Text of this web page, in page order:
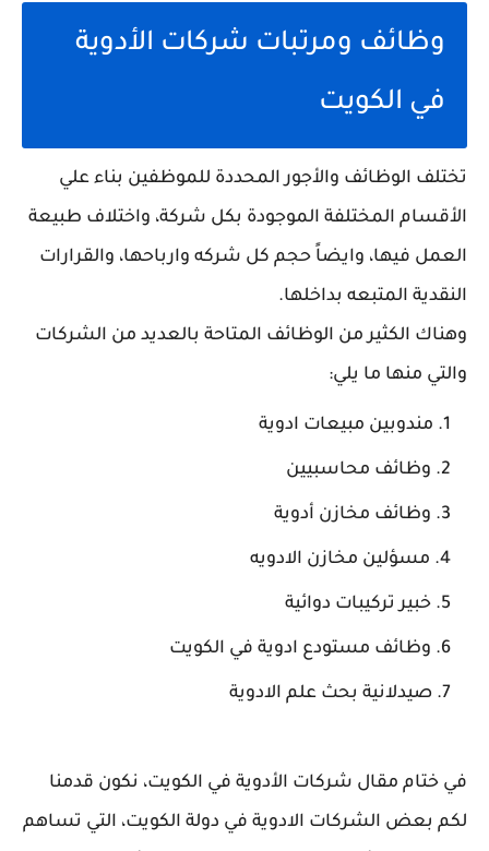
وظائف ومرتبات شركات الأدوية
في الكويت
تختلف الوظائف والأجور المحددة للموظفين بناء علي
الأقسام المختلفة الموجودة بكل شركة، واختلاف طبيعة
العمل فيها، وايضاً حجم كل شركه وارباحها، والقرارات
النقدية المتبعه بداخلها.
وهناك الكثير من الوظائف المتاحة بالعديد من الشركات
والتي منها ما يلي:
مندوبين مبيعات ادوية
وظائف محاسبيين
وظائف مخازن أدوية
مسؤلين مخازن الادويه
خبير تركيبات دوائية
وظائف مستودع ادوية في الكويت
صيدلانية بحث علم الادوية
في ختام مقال شركات الأدوية في الكويت، نكون قدمنا
لكم بعض الشركات الادوية في دولة الكويت، التي تساهم